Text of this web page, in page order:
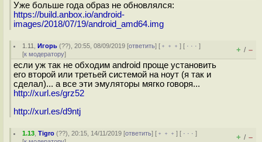
Уже больше года образ не обновлялся:
https://build.anbox.io/android-
images/2018/07/19/android_amd64.img
1.11 ,Игорь (??), 20:55, 08/09/2019 [ответить] [ ﹢﹢﹢] [ · · ·]
[к модератору] + / –
если уж так не обходим android проще установить
его второй или третьей системой на ноут (я так и
сделал)... а все эти эмуляторы мягко говоря...
http://xurl.es/grz52
http://xurl.es/d9ntj
1.13 ,Tigro (??), 20:15, 14/11/2019 [ответить] [ ﹢﹢﹢] [ · · ·]
+ / –